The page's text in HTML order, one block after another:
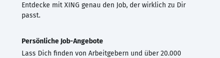
Entdecke mit XING genau den Job, der wirklich zu Dir
passt.
Persönliche Job-Angebote
Lass Dich finden von Arbeitgebern und über 20.000